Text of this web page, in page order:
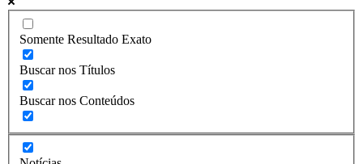
Somente Resultado Exato
Buscar nos Títulos
Buscar nos Conteúdos